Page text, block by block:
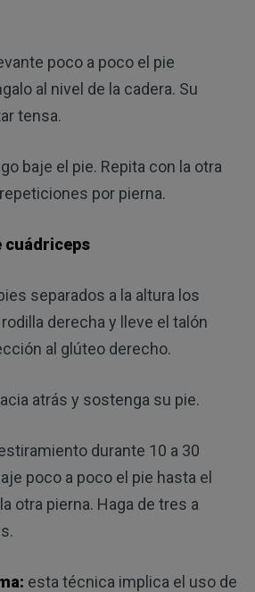
poco a poco el pie
al nivel de la cadera. Su
tensa.
baje el pie. Repita con la otra
por pierna.
cuádriceps
separados a la altura los
derecha y lleve el talón
al glúteo derecho.
atrás y sostenga su pie.
durante 10 a 30
poco a poco el pie hasta el
otra pierna. Haga de tres a
esta técnica implica el uso de